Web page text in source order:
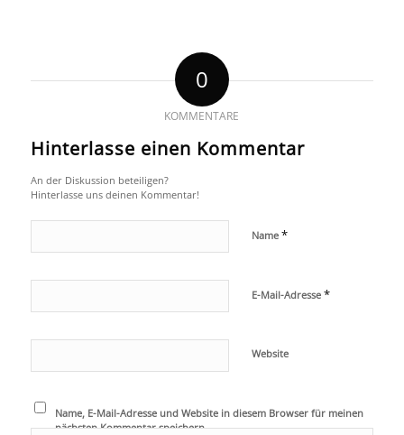
0
KOMMENTARE
Hinterlasse einen Kommentar
An der Diskussion beteiligen?
Hinterlasse uns deinen Kommentar!
Name *
E-Mail-Adresse *
Website
Name, E-Mail-Adresse und Website in diesem Browser für meinen
nächsten Kommentar speichern.